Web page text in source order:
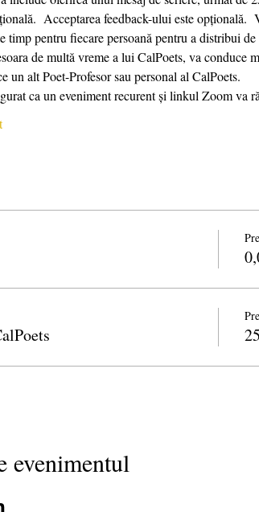
Acceptarea feedback-ului este
timp pentru fiecare persoană pentru a distribui de
un alt Poet-Profesor sau personal al CalPoets.
ca un eveniment recurent și linkul Zoom va
evenimentul